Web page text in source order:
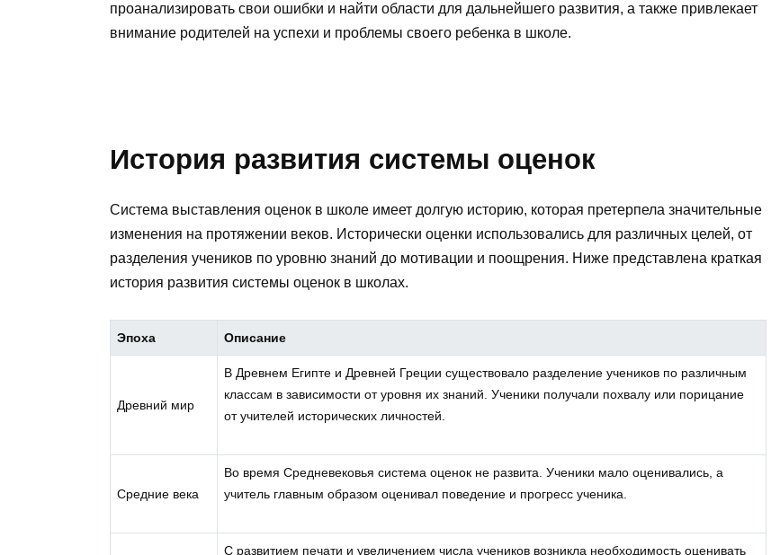
проанализировать свои ошибки и найти области для дальнейшего развития, а также привлекает
внимание родителей на успехи и проблемы своего ребенка в школе.
История развития системы оценок
Система выставления оценок в школе имеет долгую историю, которая претерпела значительные
изменения на протяжении веков. Исторически оценки использовались для различных целей, от
разделения учеников по уровню знаний до мотивации и поощрения. Ниже представлена краткая
история развития системы оценок в школах.
Эпоха Описание
Древний мир
В Древнем Египте и Древней Греции существовало разделение учеников по различным
классам в зависимости от уровня их знаний. Ученики получали похвалу или порицание
от учителей исторических личностей.
Средние века
Во время Средневековья система оценок не развита. Ученики мало оценивались, а
учитель главным образом оценивал поведение и прогресс ученика.
С развитием печати и увеличением числа учеников возникла необходимость оценивать